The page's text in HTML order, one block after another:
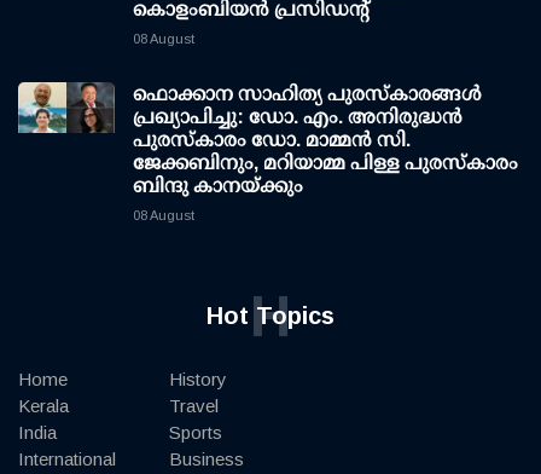
കൊളംബിയൻ പ്രസിഡന്റ്
08 August
ഫൊക്കാന സാഹിത്യ പുരസ്‌കാരങ്ങള്‍
പ്രഖ്യാപിച്ചു: ഡോ. എം. അനിരുദ്ധന്‍
പുരസ്‌കാരം ഡോ. മാമ്മന്‍ സി.
ജേക്കബിനും, മറിയാമ്മ പിള്ള പുരസ്‌കാരം
ബിന്ദു കാനയ്ക്കും
08 August
Hot Topics
H
Home
Kerala
India
International
History
Travel
Sports
Business